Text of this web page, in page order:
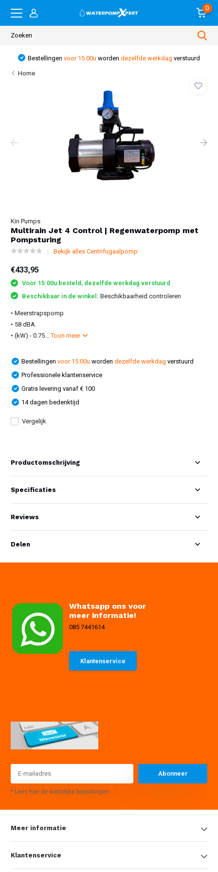
0
Bestellingenvoor 15:00u worden dezelfde werkdag verstuurd
Home
Kin Pumps
Multirain Jet 4 Control | Regenwaterpomp met
Pompsturing
Bekijk alles Centrifugaalpomp
€433,95
Voor 15:00u besteld, dezelfde werkdag verstuurd
Beschikbaar in de winkel:Beschikbaarheid controleren
• Meerstrapspomp
• 58 dBA
• (kW) - 0.75...Toon meer
Bestellingenvoor 15:00u worden dezelfde werkdag verstuurd
Professionele klantenservice
Gratis levering vanaf € 100
14 dagen bedenktijd
Vergelijk
Productomschrijving
Specificaties
Reviews
Delen
Whatsapp ons voor
meer informatie!
085 7441614
Klantenservice
Abonneer
* Lees hier de wettelijke beperkingen
Meer informatie
Klantenservice